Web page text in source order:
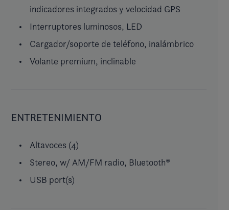
indicadores integrados y velocidad GPS
Interruptores luminosos, LED
Cargador/soporte de teléfono, inalámbrico
Volante premium, inclinable
ENTRETENIMIENTO
Altavoces (4)
Stereo, w/ AM/FM radio, Bluetooth®
USB port(s)